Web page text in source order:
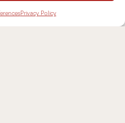
Privacy Policy